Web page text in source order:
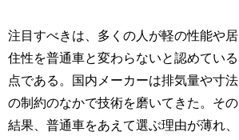
注目すべきは、多くの人が軽の性能や居
住性を普通車と変わらないと認めている
点である。国内メーカーは排気量や寸法
の制約のなかで技術を磨いてきた。その
結果、普通車をあえて選ぶ理由が薄れ、